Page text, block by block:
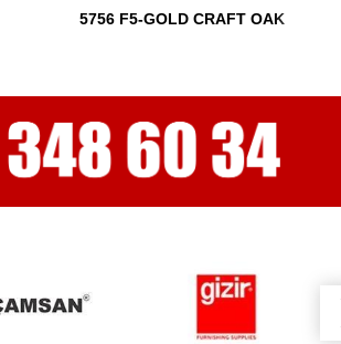
5756 F5-GOLD CRAFT OAK